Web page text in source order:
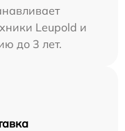
Leupold и
до 3 лет.